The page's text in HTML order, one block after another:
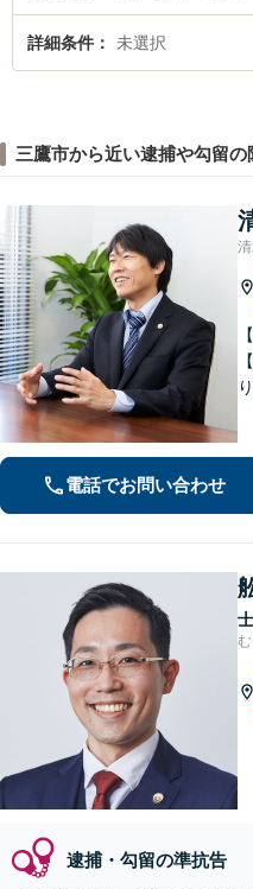
詳細条件 未選択
三鷹市から近い逮捕や勾留
電話でお問い合わせ
士
逮捕・勾留の準抗告